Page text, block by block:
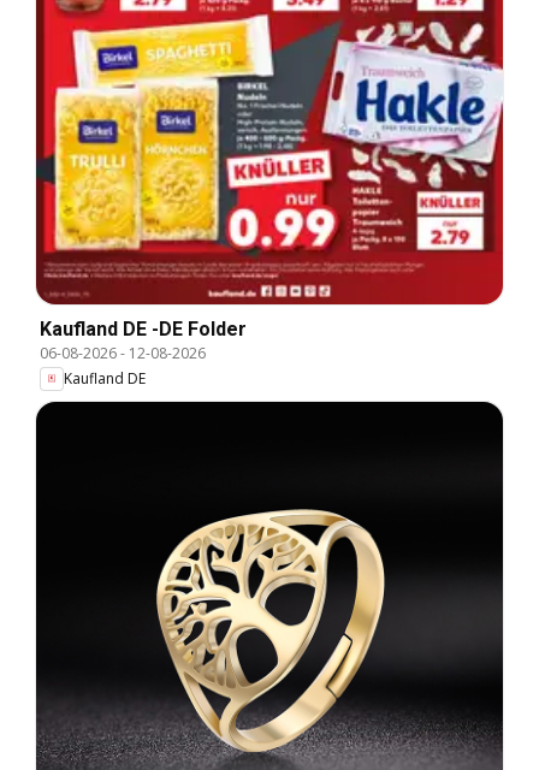
Kaufland DE -DE Folder
06-08-2026- 12-08-2026
Kaufland DE